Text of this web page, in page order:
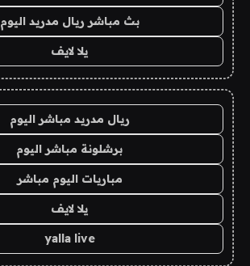
بث مباشر ريال مدريد اليوم
يلا لايف
ريال مدريد مباشر اليوم
برشلونة مباشر اليوم
مباريات اليوم مباشر
يلا لايف
yalla live